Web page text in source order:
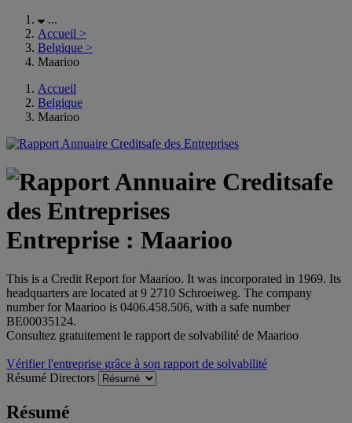
...
Accueil >
Belgique >
Maarioo
Accueil
Belgique
Maarioo
Entreprise : Maarioo
This is a Credit Report for Maarioo. It was incorporated in 1969. Its
headquarters are located at 9 2710 Schroeiweg. The company
number for Maarioo is 0406.458.506, with a safe number
BE00035124.
Consultez gratuitement le rapport de solvabilité de Maarioo
Vérifier l'entreprise grâce à son rapport de solvabilité
Résumé Directors
Résumé